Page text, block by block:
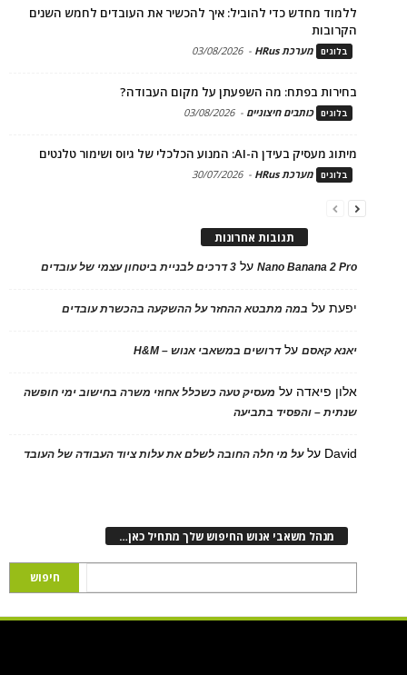
ללמוד מחדש כדי להוביל: איך להכשיר את העובדים לחמש השנים
הקרובות
בלוגים מערכת HRus -
03/08/2026
בחירות בפתח: מה השפעתן על מקום העבודה?
בלוגים כותבים חיצוניים -
03/08/2026
מיתוג מעסיק בעידן ה-AI: המנוע הכלכלי של גיוס ושימור טלנטים
בלוגים מערכת HRus -
30/07/2026
תגובות אחרונות
Nano Banana 2 Proעל 3 דרכים לבניית ביטחון עצמי של עובדים
יפעתעל במה מתבטא ההחזר על ההשקעה בהכשרת עובדים
יאנא קאסםעלדרושים במשאבי אנוש – H&M
אלון פיאדה על מעסיק טעה כשכלל אחוזי משרה בחישוב ימי חופשה
שנתית – והפסיד בתביעה
David עלעל מי חלה החובה לשלם את עלות ציוד העבודה של העובד
מנהל משאבי אנוש החיפוש שלך מתחיל כאן…